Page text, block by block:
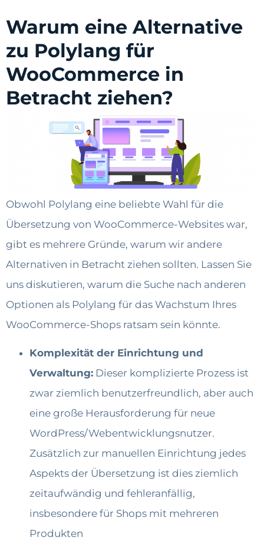
Warum eine Alternative
zu Polylang für
WooCommerce in
Betracht ziehen?
Obwohl Polylang eine beliebte Wahl für die
Übersetzung von WooCommerce-Websites war,
gibt es mehrere Gründe, warum wir andere
Alternativen in Betracht ziehen sollten. Lassen Sie
uns diskutieren, warum die Suche nach anderen
Optionen als Polylang für das Wachstum Ihres
WooCommerce-Shops ratsam sein könnte.
Komplexität der Einrichtung und
Verwaltung: Dieser komplizierte Prozess ist
zwar ziemlich benutzerfreundlich, aber auch
eine große Herausforderung für neue
WordPress/Webentwicklungsnutzer.
Zusätzlich zur manuellen Einrichtung jedes
Aspekts der Übersetzung ist dies ziemlich
zeitaufwändig und fehleranfällig,
insbesondere für Shops mit mehreren
Produkten